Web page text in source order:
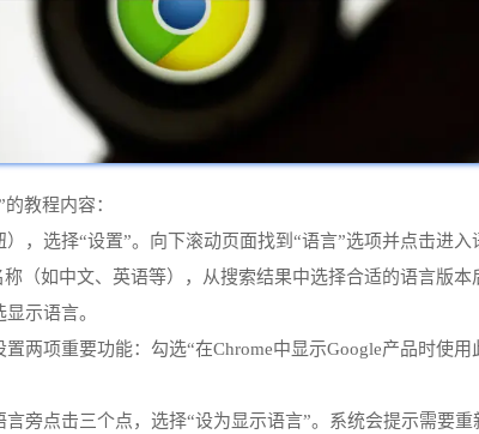
教程内容：
，选择“设置”。向下滚动页面找到“语言”选项并点击进入
（如中文、英语等），从搜索结果中选择合适的语言版
示语言。
两项重要功能：勾选“在Chrome中显示Google产品时使
旁点击三个点，选择“设为显示语言”。系统会提示需要